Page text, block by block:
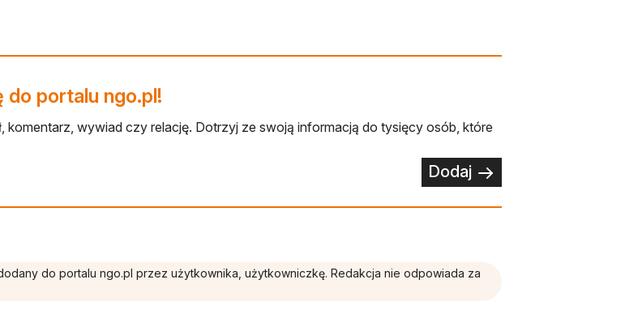
do portalu ngo.pl!
komentarz, wywiad czy relację. Dotrzyj ze swoją informacją do tysięcy osób, które
Dodaj
dodany do portalu ngo.pl przez użytkownika, użytkowniczkę. Redakcja nie odpowiada za